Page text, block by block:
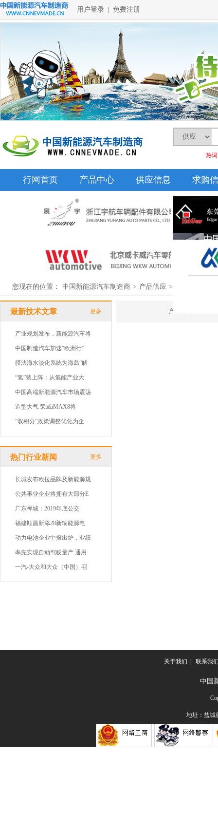
用户登录 免费注册
热
行网首页 产品中心 供应信息 求购
您现在的位置： 中国新能源汽车制造商 > 产品供应 >
最新技术文章 更多
产业规划发布，新能源汽车将
中国制造汽车加速“欧洲行”
膜法海水淡化系统为海岛“解
“氢”装上阵：从氢能产业大
中国高端新能源汽车市场震荡
造型大气 荣威iMAX8将
“双积分”政策调整优化为企
热门行业新闻 更多
长城发布欧拉品牌及新能源规
公共事业企业将拥有大部分E
广东禅城：2019年底公交
福建顺昌新添28新辆能源电
动力电池企业中报出炉，业绩
率先实现自动驾驶量产 通用
一汽-大众和大众（中国）召
产品名称
关于我们 联系我
中国
地址：盐城